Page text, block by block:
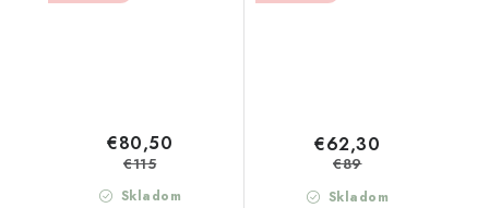
Skladom
€80,50
€115
Skladom
€62,30
€89